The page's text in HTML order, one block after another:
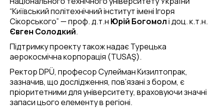
“Київський політехнічний інститут імені Ігоря
Сікорського” — проф. д.т.н Юрій Богомолі доц. к.т.н.
Євген Солодкий.
Підтримку проекту також надає Турецька
аерокосмічна корпорація (TUSAŞ).
Ректор DPÜ, професор Сулейман Кизилтопрак,
зазначив, що дослідження, пов’язані з бором, є
пріоритетними для університету, враховуючи значні
запаси цього елементу в регіоні.